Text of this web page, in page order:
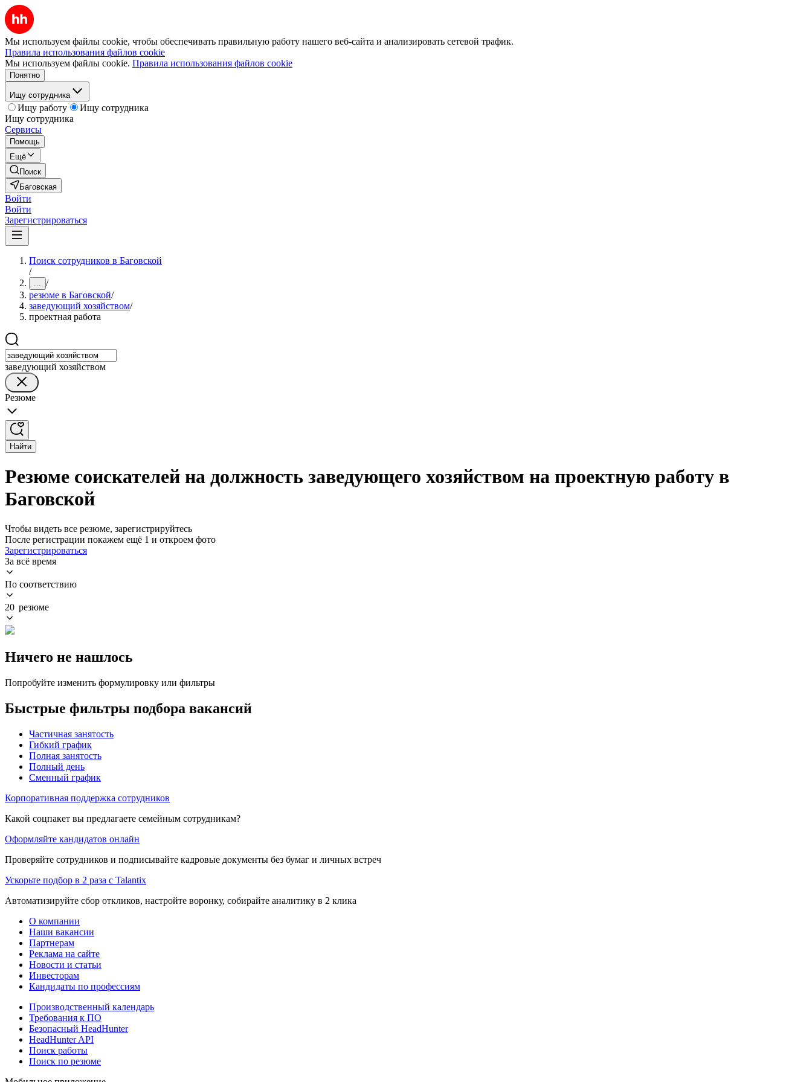
Мы используем файлы cookie, чтобы обеспечивать правильную работу нашего веб-сайта и анализировать сетевой трафик.
Правила использования файлов cookie
Мы используем файлы cookie. Правила использования файлов cookie
Понятно
Ищу сотрудника
Ищу работу
Ищу сотрудника
Ищу сотрудника
Сервисы
Помощь
Ещё
Поиск
Баговская
Войти
Войти
Зарегистрироваться
Поиск сотрудников в Баговской
/
... /
резюме в Баговской/
заведующий хозяйством/
проектная работа
заведующий хозяйством
Резюме
Найти
Резюме соискателей на должность заведующего хозяйством на проектную работу в
Баговской
Чтобы видеть все резюме, зарегистрируйтесь
После регистрации покажем ещё 1 и откроем фото
Зарегистрироваться
За всё время
По соответствию
20 резюме
Ничего не нашлось
Попробуйте изменить формулировку или фильтры
Быстрые фильтры подбора вакансий
Частичная занятость
Гибкий график
Полная занятость
Полный день
Сменный график
Корпоративная поддержка сотрудников
Какой соцпакет вы предлагаете семейным сотрудникам?
Оформляйте кандидатов онлайн
Проверяйте сотрудников и подписывайте кадровые документы без бумаг и личных встреч
Ускорьте подбор в 2 раза с Talantix
Автоматизируйте сбор откликов, настройте воронку, собирайте аналитику в 2 клика
О компании
Наши вакансии
Партнерам
Реклама на сайте
Новости и статьи
Инвесторам
Кандидаты по профессиям
Производственный календарь
Требования к ПО
Безопасный HeadHunter
HeadHunter API
Поиск работы
Поиск по резюме